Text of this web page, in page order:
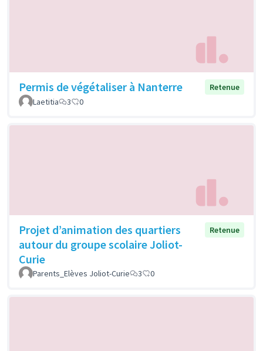
Permis de végétaliser à Nanterre
Retenue
Laetitia
3 0
Projet d’animation des quartiers
autour du groupe scolaire Joliot-
Curie
Retenue
Parents_Elèves Joliot-Curie 3 0